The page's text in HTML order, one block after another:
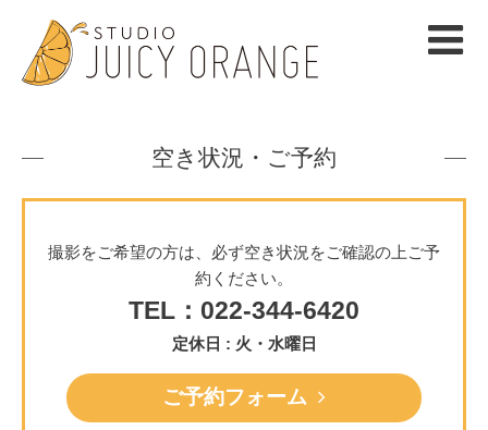
空き状況・ご予約
撮影をご希望の方は、必ず空き状況をご確認の上ご予
約ください。
TEL：022-344-6420
定休日 : 火・水曜日
ご予約フォーム